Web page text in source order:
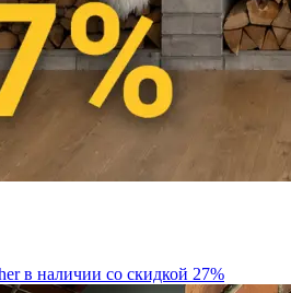
в наличии со скидкой 27%